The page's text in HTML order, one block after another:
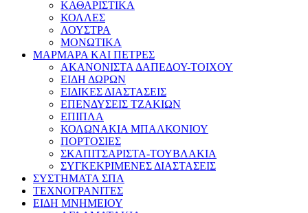
ΚΑΘΑΡΙΣΤΙΚΑ
ΚΟΛΛΕΣ
ΛΟΥΣΤΡΑ
ΜΟΝΩΤΙΚΑ
ΜΑΡΜΑΡΑ ΚΑΙ ΠΕΤΡΕΣ
ΑΚΑΝΟΝΙΣΤΑ ΔΑΠΕΔΟΥ-ΤΟΙΧΟΥ
ΕΙΔΗ ΔΩΡΩΝ
ΕΙΔΙΚΕΣ ΔΙΑΣΤΑΣΕΙΣ
ΕΠΕΝΔΥΣΕΙΣ ΤΖΑΚΙΩΝ
ΕΠΙΠΛΑ
ΚΟΛΩΝΑΚΙΑ ΜΠΑΛΚΟΝΙΟΥ
ΠΟΡΤΟΣΙΕΣ
ΣΚΑΠΙΤΣΑΡΙΣΤΑ-ΤΟΥΒΛΑΚΙΑ
ΣΥΓΚΕΚΡΙΜΕΝΕΣ ΔΙΑΣΤΑΣΕΙΣ
ΣΥΣΤΗΜΑΤΑ ΣΠΑ
ΤΕΧΝΟΓΡΑΝΙΤΕΣ
ΕΙΔΗ ΜΝΗΜΕΙΟΥ